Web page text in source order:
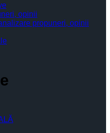
opinii
propuneri, opinii